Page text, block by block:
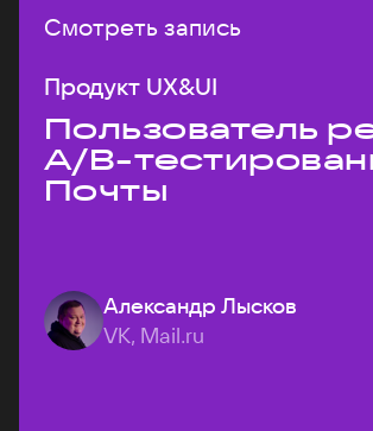
Смотреть запись
Продукт UX&UI
Пользователь
A/B-
Почты
Александр Лысков
VK, Mail.ru